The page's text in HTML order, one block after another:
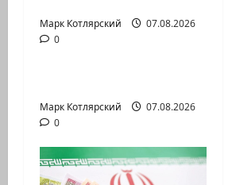
Марк Котлярский
07.08.2026
0
Израиль сегодня
Марк Котлярский Телеграмм Канал
Марк Котлярский
07.08.2026
0